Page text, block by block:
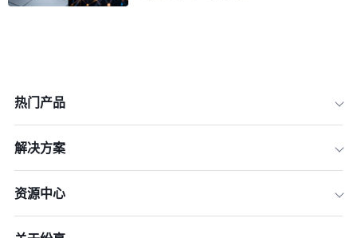
一、 2026年CRM与营销自动化整合的
二、 核心架构设计：构建高效的线索管
热门产品
解决方案
资源中心